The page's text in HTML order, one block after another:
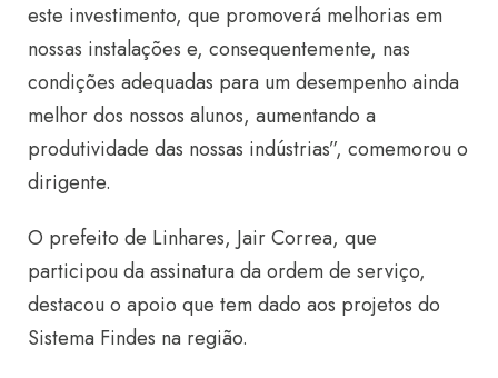
este investimento, que promoverá melhorias em
nossas instalações e, consequentemente, nas
condições adequadas para um desempenho ainda
melhor dos nossos alunos, aumentando a
produtividade das nossas indústrias”, comemorou o
dirigente.
O prefeito de Linhares, Jair Correa, que
participou da assinatura da ordem de serviço,
destacou o apoio que tem dado aos projetos do
Sistema Findes na região.